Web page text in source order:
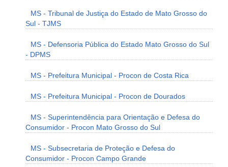
MS - Tribunal de Justiça do Estado de Mato Grosso do
Sul - TJMS
MS - Defensoria Pública do Estado Mato Grosso do Sul
- DPMS
MS - Prefeitura Municipal - Procon de Costa Rica
MS - Prefeitura Municipal - Procon de Dourados
MS - Superintendência para Orientação e Defesa do
Consumidor - Procon Mato Grosso do Sul
MS - Subsecretaria de Proteção e Defesa do
Consumidor - Procon Campo Grande